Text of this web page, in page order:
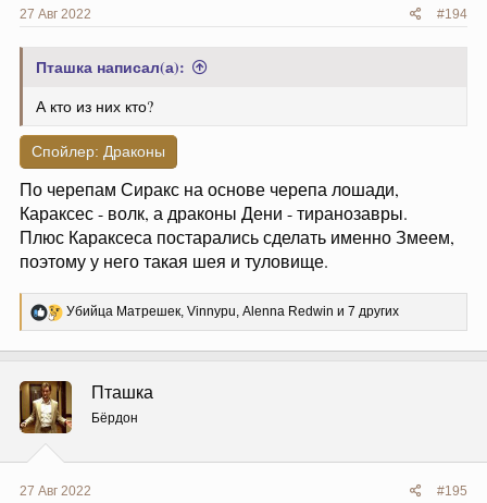
27 Авг 2022 #194
Пташка написал(а):
А кто из них кто?
Спойлер: Драконы
По черепам Сиракс на основе черепа лошади,
Караксес - волк, а драконы Дени - тиранозавры.
Плюс Караксеса постарались сделать именно Змеем,
поэтому у него такая шея и туловище.
Р
е
ц
и
:
Убийца Матрешек, Vinnypu, Alenna Redwin и 7 других
Пташка
Бёрдон
27 Авг 2022 #195